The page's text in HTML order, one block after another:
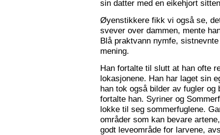
sin datter med en eikehjort
Øyenstikkere fikk vi også se,
svever over dammen, mente
Blå praktvann nymfe,
mening.
Han fortalte til slutt at han ofte
lokasjonene. Han har laget sin
han tok også bilder av fugler
fortalte han. Syriner og
lokke til seg sommerfuglene.
områder som kan bevare
godt leveområde for larvene,